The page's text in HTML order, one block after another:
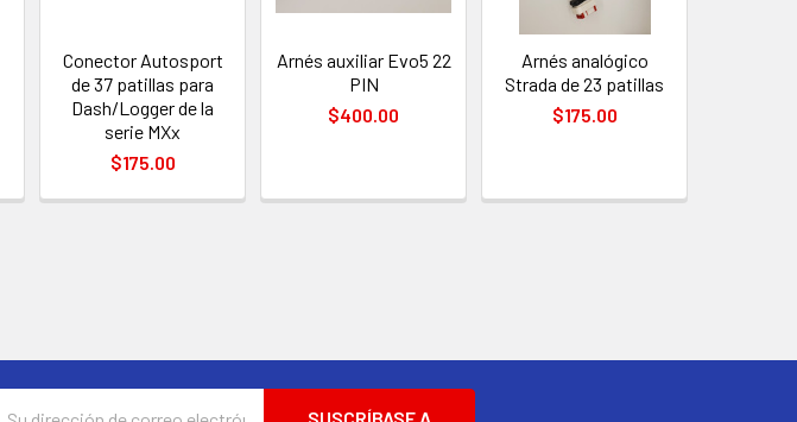
Conector Autosport
de 37 patillas para
Dash/Logger de la
serie MXx
$175.00
Arnés auxiliar Evo5 22
PIN
$400.00
Arnés analógico
Strada de 23 patillas
$175.00